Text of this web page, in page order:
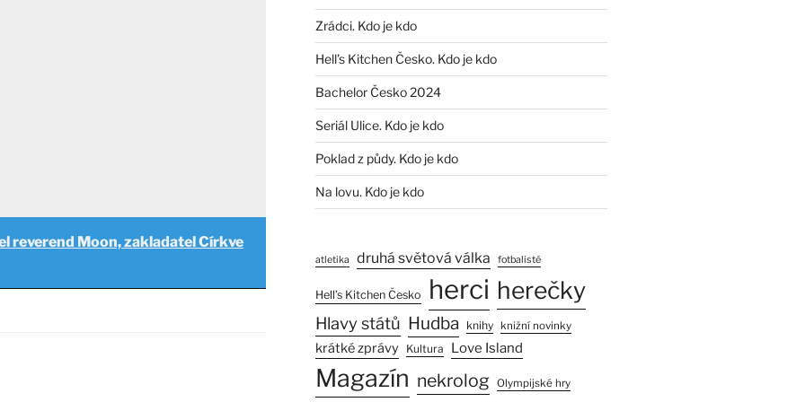
reverend Moon, zakladatel Církve
Zrádci. Kdo je kdo
Hell’s Kitchen Česko. Kdo je kdo
Bachelor Česko 2024
Seriál Ulice. Kdo je kdo
Poklad z půdy. Kdo je kdo
Na lovu. Kdo je kdo
atletika druhá světová válka fotbalisté
Hell’s Kitchen Česko herci herečky
Hlavy států Hudba knihy knižní novinky
krátké zprávy Kultura Love Island
Magazín nekrolog Olympijské hry